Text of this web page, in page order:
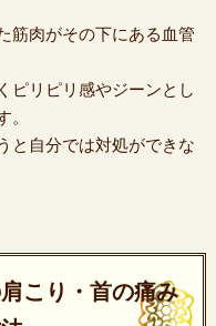
筋肉がその下にある血管
ピリピリ感やジーンとし
。
と自分では対処ができな
こり・首の痛み